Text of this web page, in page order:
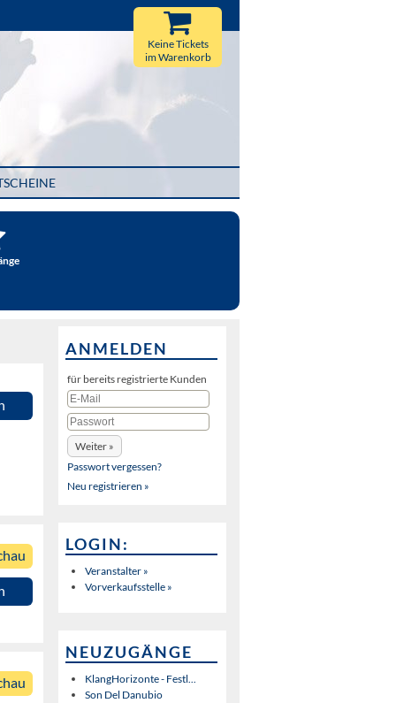
Keine Tickets
im Warenkorb
ANMELDEN
für bereits registrierte Kunden
Passwort vergessen?
Neu registrieren »
LOGIN:
Veranstalter »
Vorverkaufsstelle »
NEUZUGÄNGE
KlangHorizonte - Festl...
Son Del Danubio